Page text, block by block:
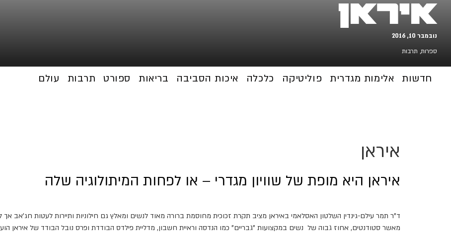
איראן
נובמבר 10, 2016
ספרות, תרבות
חדשות אלימות מגדרית פוליטיקה כלכלה איכות הסביבה בריאות ספורט תרבות עולם
איראן
איראן היא מופת של שוויון מגדרי – או לפחות המיתולוגיה שלה
ד"ר תמר עילם-גינדין השלטון האסלאמי באיראן מציב תקרת זכוכית מחוסמת ברורה מאוד לנשים ומאלץ גם חילוניות ותיירות לעטות חג'אב אך
מאשר סטודנטים, אחוז גבוה של נשים במקצועות "גבריים" כמו הנדסה וראיית חשבון, מדליית פילדס הבודדת ופרס נובל הבודד של איראן